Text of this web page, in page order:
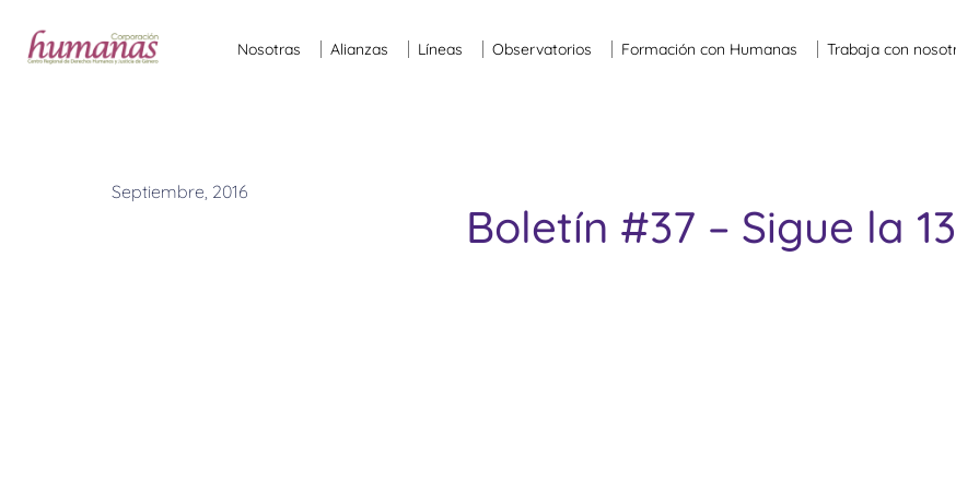
Nosotras Alianzas Líneas Observatorios Formación con Humanas Trabaja con
Septiembre, 2016
Boletín #37 – Sigue la